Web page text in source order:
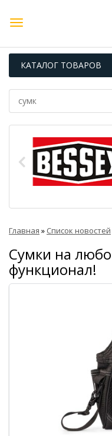
КАТАЛОГ ТОВАРОВ
Главная » Список новостей
Сумки на
функционал!